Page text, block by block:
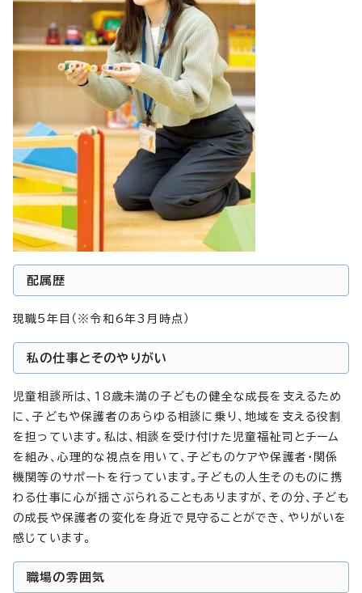
配属歴
現職5年目（※令和6年3月時点）
私の仕事とそのやりがい
児童相談所は、18歳未満の子どもの健全な成長を支えるため
に、子どもや保護者のあらゆる相談に乗り、地域を支える役割
を担っています。私は、相談を受け付けた児童福祉司とチーム
を組み、心理的な視点を用いて、子どものケアや保護者・関係
機関等のサポートを行っています。子どもの人生そのものに携
わる仕事に心が揺さぶられることもありますが、その分、子ども
の成長や保護者の変化を身近で見守ることができ、やりがいを
感じています。
職場の雰囲気